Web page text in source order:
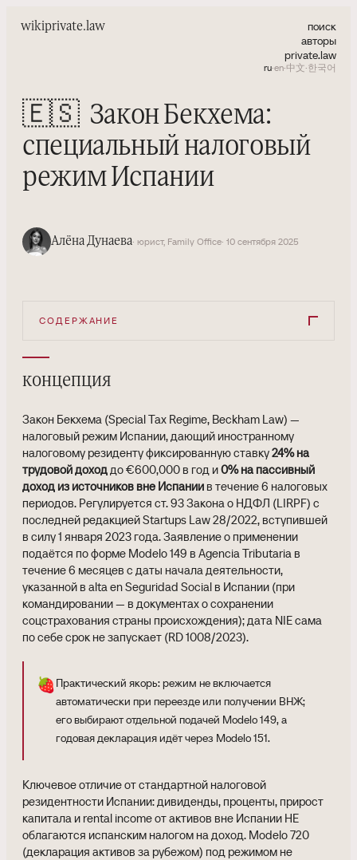
wikiprivate.law
поиск
авторы
private.law
ru·en·中文·한국어
🇪🇸 Закон Бекхема:
специальный налоговый
режим Испании
Алёна Дунаева· юрист, Family Office· 10 сентября 2025
СОДЕРЖАНИЕ
концепция
Закон Бекхема (Special Tax Regime, Beckham Law) —
налоговый режим Испании, дающий иностранному
налоговому резиденту фиксированную ставку24% на
трудовой доходдо €600,000 в год и0% на пассивный
доход из источников вне Испании в течение 6 налоговых
периодов. Регулируется ст. 93 Закона о НДФЛ (LIRPF) с
последней редакцией Startups Law 28/2022, вступившей
в силу 1 января 2023 года. Заявление о применении
подаётся по форме Modelo 149 в Agencia Tributaria в
течение 6 месяцев с даты начала деятельности,
указанной в alta en Seguridad Social в Испании (при
командировании — в документах о сохранении
соцстрахования страны происхождения); дата NIE сама
по себе срок не запускает (RD 1008/2023).
🍓Практический якорь: режим не включается
автоматически при переезде или получении ВНЖ;
его выбирают отдельной подачей Modelo 149, а
годовая декларация идёт через Modelo 151.
Ключевое отличие от стандартной налоговой
резидентности Испании: дивиденды, проценты, прирост
капитала и rental income от активов вне Испании НЕ
облагаются испанским налогом на доход. Modelo 720
(декларация активов за рубежом) под режимом не